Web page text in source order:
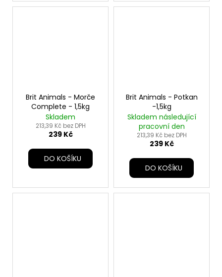
Brit Animals - Morče
Complete - 1,5kg
Skladem
213,39 Kč bez DPH
239 Kč
DO KOŠÍKU
Brit Animals - Potkan
-1,5kg
Skladem následující
pracovní den
213,39 Kč bez DPH
239 Kč
DO KOŠÍKU